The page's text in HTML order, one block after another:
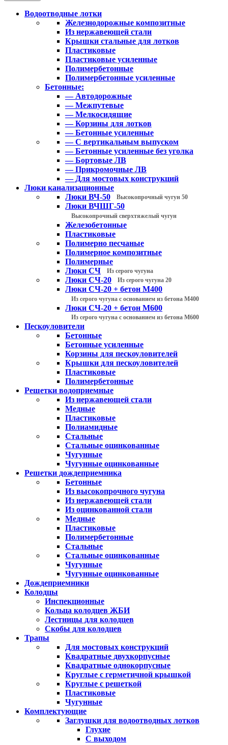
Водоотводные лотки
Железнодорожные композитные
Из нержавеющей стали
Крышки стальные для лотков
Пластиковые
Пластиковые усиленные
Полимербетонные
Полимербетонные усиленные
Бетонные:
— Автодорожные
— Межпутевые
— Мелкосидящие
— Корзины для лотков
— Бетонные усиленные
— С вертикальным выпуском
— Бетонные усиленные без уголка
— Бортовые ЛВ
— Прикромочные ЛВ
— Для мостовых конструкций
Люки канализационные
Люки ВЧ-50
Высокопрочный чугун 50
Люки ВЧШГ-50
Высокопрочный сверхтяжелый чугун
Железобетонные
Пластиковые
Полимерно песчаные
Полимерное композитные
Полимерные
Люки СЧ
Из серого чугуна
Люки СЧ-20 Из серого чугуна 20
Люки СЧ-20 + бетон М400
Из серого чугуна с основанием из бетона М400
Люки СЧ-20 + бетон М600
Из серого чугуна с основанием из бетона М600
Пескоуловители
Бетонные
Бетонные усиленные
Корзины для пескоуловителей
Крышки для пескоуловителей
Пластиковые
Полимербетонные
Решетки водоприемные
Из нержавеющей стали
Медные
Пластиковые
Полиамидные
Стальные
Стальные оцинкованные
Чугунные
Чугунные оцинкованные
Решетки дождеприемника
Бетонные
Из высокопрочного чугуна
Из нержавеющей стали
Из оцинкованной стали
Медные
Пластиковые
Полимербетонные
Стальные
Стальные оцинкованные
Чугунные
Чугунные оцинкованные
Дождеприемники
Колодцы
Инспекционные
Кольца колодцев ЖБИ
Лестницы для колодцев
Скобы для колодцев
Трапы
Для мостовых конструкций
Квадратные двухкорпусные
Квадратные однокорпусные
Круглые с герметичной крышкой
Круглые с решеткой
Пластиковые
Чугунные
Комплектующие
Заглушки для водоотводных лотков
Глухие
С выходом